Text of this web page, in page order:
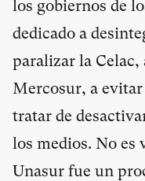
los gobiernos de
dedicado a
paralizar la Celac,
Mercosur, a
tratar de
los medios. No es
Unasur fue un